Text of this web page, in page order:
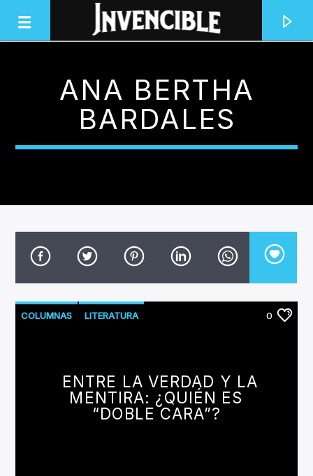
INVENCIBLE RADIO
JUNTOS SOMOS INVENCIBLES
CANCIÓN ACTUAL
ANA BERTHA
BARDALES
COLUMNAS LITERATURA 0
ENTRE LA VERDAD Y LA
MENTIRA: ¿QUIÉN ES
“DOBLE CARA”?